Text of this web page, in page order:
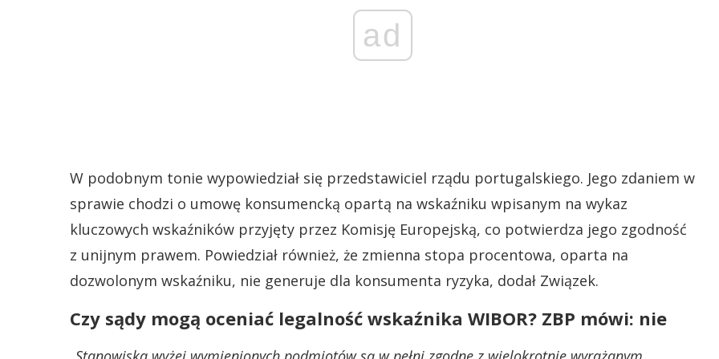
ad
W podobnym tonie wypowiedział się przedstawiciel rządu portugalskiego. Jego zdaniem w
sprawie chodzi o umowę konsumencką opartą na wskaźniku wpisanym na wykaz
kluczowych wskaźników przyjęty przez Komisję Europejską, co potwierdza jego zgodność
z unijnym prawem. Powiedział również, że zmienna stopa procentowa, oparta na
dozwolonym wskaźniku, nie generuje dla konsumenta ryzyka, dodał Związek.
Czy sądy mogą oceniać legalność wskaźnika WIBOR? ZBP mówi: nie